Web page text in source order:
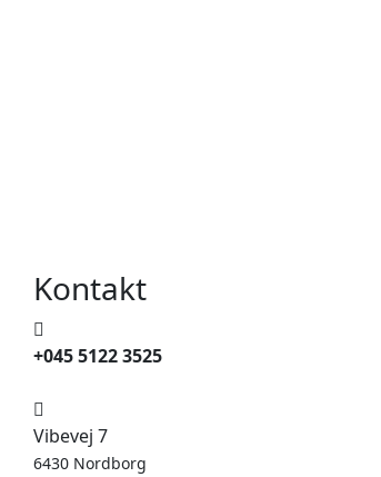
Kontakt
+045 5122 3525
Vibevej 7
6430 Nordborg